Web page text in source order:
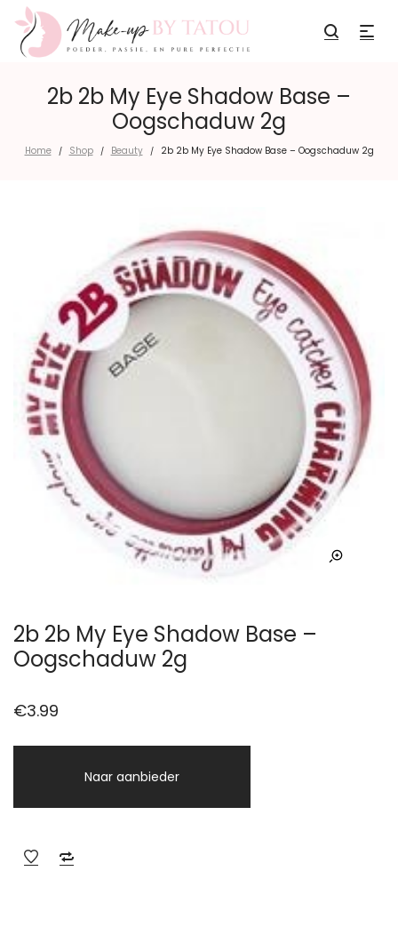
2b 2b My Eye Shadow Base –
Oogschaduw 2g
Home / Shop / Beauty / 2b 2b My Eye Shadow Base – Oogschaduw 2g
2b 2b My Eye Shadow Base –
Oogschaduw 2g
€3.99
Naar aanbieder